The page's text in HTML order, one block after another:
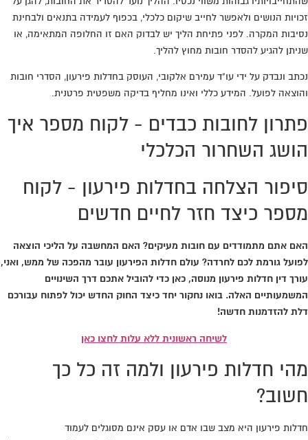
זכויות הנושים ולאפשר לחייב שיקום כלכלי, בכפוף לעמידה בתנאים ולבחינת
נסיבות המקרה. לפני פתיחת הליך יש לבדוק האם זו החלופה המתאימה, או
שניתן להגיע להסדר חובות מחוץ להליך.
נכתב ונבדק על ידי עו"ד עמירם אלקובי, העוסק בחדלות פירעון, הסדרי חובות
והוצאה לפועל. המידע כללי ואינו מחליף בדיקה משפטית פרטנית.
פתרון לחובות כבדים - לקוח מספר איך
הושג השחרור הכלכלי
סיפור הצלחה בחדלות פירעון - לקוח
מספר כיצד חזר לחיים חדשים
האם אתם מתמודדים עם חובות מעיקים? האם המחשבה על הליכי הוצאה
לפועל גורמת לכם לחרדה? עולם חדלות הפירעון עובר מהפכה של ממש, ואני,
עורך דין חדלות פירעון מנוסה, כאן כדי להוביל אתכם דרך השינויים
המשמעותיים האלה. בואו נחקור יחד כיצד החוק החדש יכול לפתוח עבורכם
דלת להזדמנות חדשה!
לשיחה ראשונית ללא עלות לחצו כאן
מהי חדלות פירעון ולמה זה כל כך
חשוב?
חדלות פירעון היא מצב שבו אדם או עסק אינם מסוגלים לעמוד